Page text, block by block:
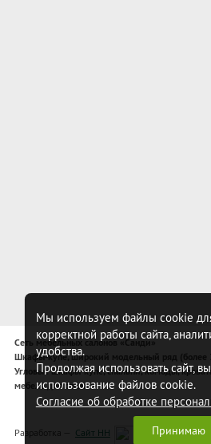
Сеть мебельных салонов «Санди»
Шкафы-купе, широкий модельный ряд (более
Угловые шкафы-купе, спальни, комоды,
мебель для спальни
Разработка — Сайт НН
Мы используем файлы cookie
корректной работы сайта,
удобства.
Продолжая использовать сайт,
использование файлов cookie.
Согласие об обработке
Принимаю